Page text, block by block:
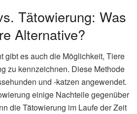
Tätowierung: Was
Alternative?
gibt es auch die Möglichkeit, Tiere
zu kennzeichnen. Diese Methode
und -katzen angewendet.
einige Nachteile gegenüber
die Tätowierung im Laufe der Zeit